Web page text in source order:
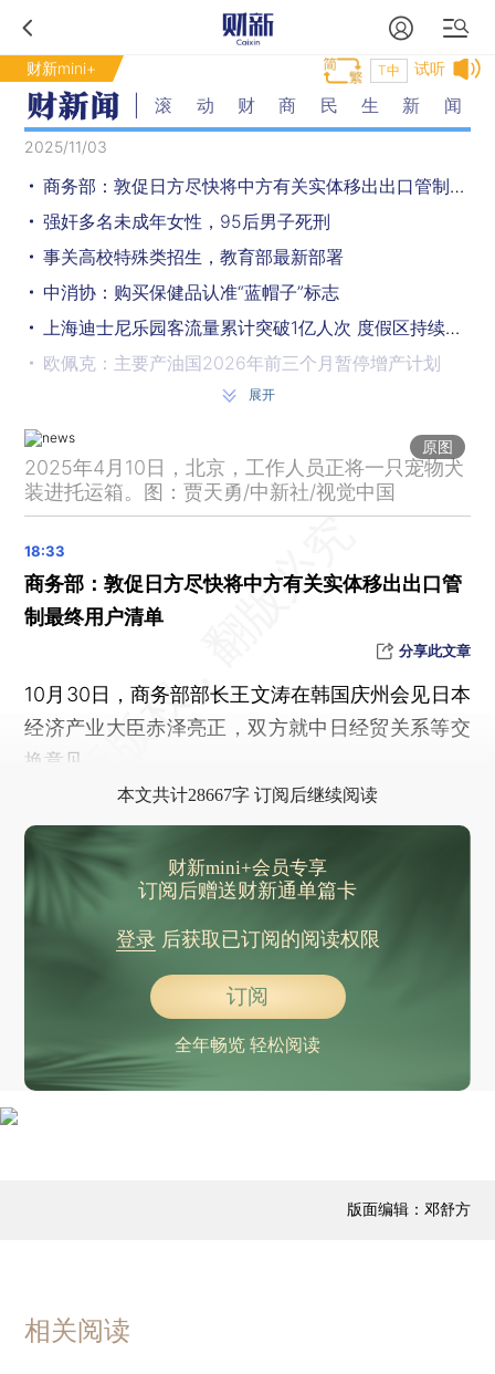
财新mini+ 试听
T中
滚动财商民生新闻
2025/11/03
商务部：敦促日方尽快将中方有关实体移出出口管制最终用户清单
强奸多名未成年女性，95后男子死刑
事关高校特殊类招生，教育部最新部署
中消协：购买保健品认准“蓝帽子”标志
上海迪士尼乐园客流量累计突破1亿人次 度假区持续扩建
欧佩克：主要产油国2026年前三个月暂停增产计划
韩国国防部：美防长到访板门店
“升级版”中欧出口管制对话磋商举行
北京多区11月7日供暖点火
英国一列车脱轨，当地进入“重大事故”应急状态
美财长称中国若继续阻碍稀土出口，美国可能对华加征关税，外交部回应
中方决定恢复中国公民赴加拿大团队游业务
菲律宾和加拿大签署针对中国的军事协议？中方表态
外交部：中方延长对法国等国免签至2026年底 并对瑞典免签
特朗普称中方“正在秘密测试核武器”，外交部回应
许昌警方通报“胖东来生活广场伤人案”
服刑人员在未管所打死16岁少年，判了
亚投行宣布计划在香港设立办事处
阿富汗6.4级地震已致10人死亡240人受伤
苏丹约2000名平民被杀害，多方齐表态
明确“黑救护”打击范围 六部门开展非法救护车专项整治
商用清洁机器人国家标准发布
墨西哥米却肯州发生枪击事件 当地一市长遇袭身亡
事关港澳台人员往来、过境免签口岸扩容等 10项重磅政策发布
日本再暴发禽流感疫情 超23万只鸡被扑杀
展开
原图
2025年4月10日，北京，工作人员正将一只宠物犬
装进托运箱。图：贾天勇/中新社/视觉中国
商务部：敦促日方尽快将中方有关实体移出出口管
制最终用户清单
分享此文章
10月30日，商务部部长王文涛在韩国庆州会见日本
经济产业大臣赤泽亮正，双方就中日经贸关系等交
换意见。
本文共计28667字 订阅后继续阅读
财新mini+会员专享
订阅后赠送财新通单篇卡
登录后获取已订阅的阅读权限
订阅
全年畅览 轻松阅读
版面编辑：邓舒方
相关阅读